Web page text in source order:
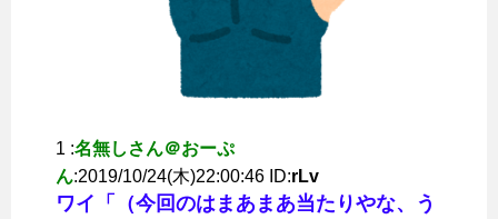
1 :名無しさん＠おーぷ
ん:2019/10/24(木)22:00:46 ID:rLv
ワイ「（今回のはまあまあ当たりやな、う